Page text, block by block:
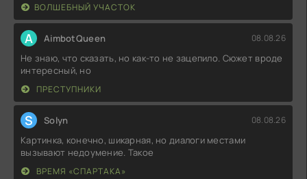
ВОЛШЕБНЫЙ УЧАСТОК
A AimbotQueen 08.08.26
Не знаю, что сказать, но как-то не зацепило. Сюжет вроде
интересный, но
ПРЕСТУПНИКИ
S Solyn 08.08.26
Картинка, конечно, шикарная, но диалоги местами
вызывают недоумение. Такое
ВРЕМЯ «СПАРТАКА»